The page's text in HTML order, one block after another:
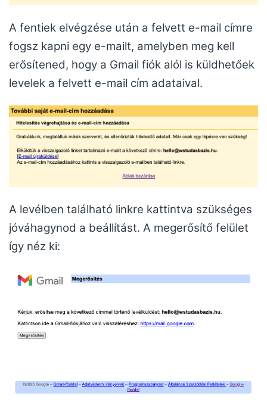
A fentiek elvégzése után a felvett e-mail címre
fogsz kapni egy e-mailt, amelyben meg kell
erősítened, hogy a Gmail fiók alól is küldhetőek
levelek a felvett e-mail cím adataival.
A levélben található linkre kattintva szükséges
jóváhagynod a beállítást. A megerősítő felület
így néz ki: